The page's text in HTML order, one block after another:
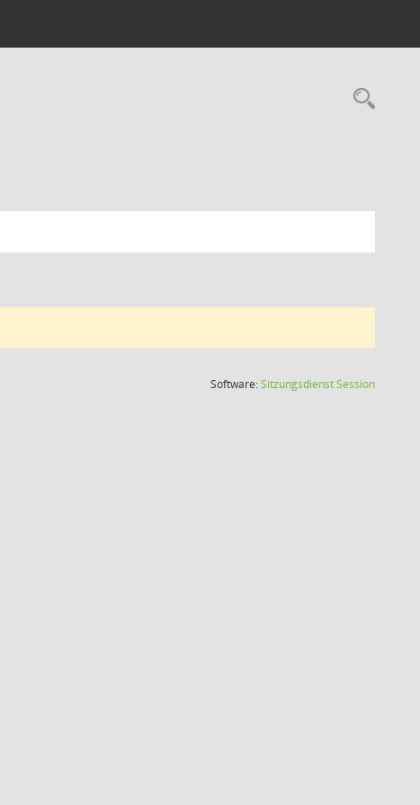
Software:SitzungsdienstSession(Wird in